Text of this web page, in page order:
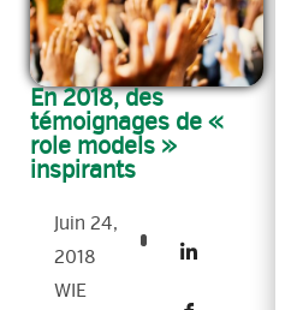
En 2018, des
témoignages de «
role models »
inspirants
Juin 24,
2018
WIE